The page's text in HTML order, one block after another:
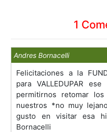
1
Andres Bornacelli
Felicitaciones a la
para VALLEDUPAR
permitirnos retomar
nuestros *no muy
gusto en visitar esa
Bornacelli